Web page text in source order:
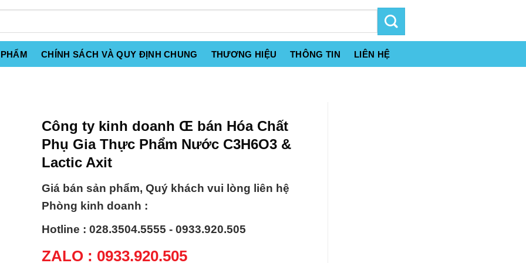
CHÍNH SÁCH VÀ QUY ĐỊNH CHUNG THƯƠNG HIỆU THÔNG TIN LIÊN HỆ
Công ty kinh doanh Œ bán Hóa Chất
Phụ Gia Thực Phẩm Nước C3H6O3 &
Lactic Axit
Giá bán sản phẩm, Quý khách vui lòng liên hệ
Phòng kinh doanh :
Hotline : 028.3504.5555 - 0933.920.505
ZALO : 0933.920.505